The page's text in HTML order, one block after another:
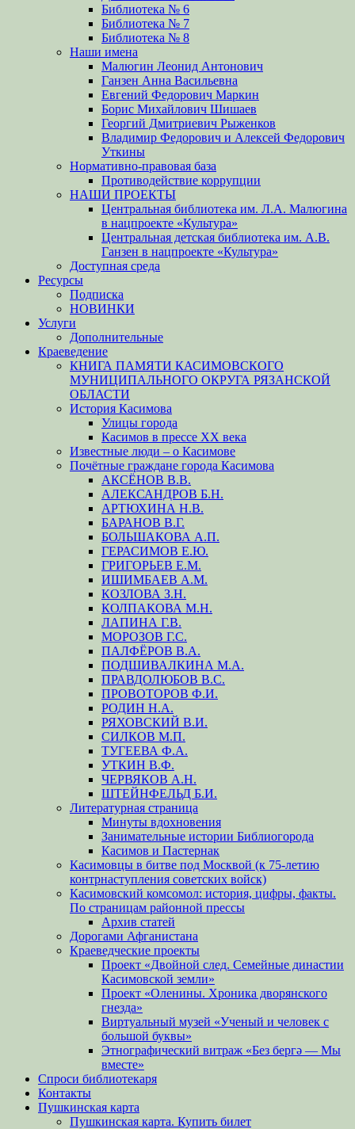
Библиотека № 6
Библиотека № 7
Библиотека № 8
Наши имена
Малюгин Леонид Антонович
Ганзен Анна Васильевна
Евгений Федорович Маркин
Борис Михайлович Шишаев
Георгий Дмитриевич Рыженков
Владимир Федорович и Алексей Федорович
Уткины
Нормативно-правовая база
Противодействие коррупции
НАШИ ПРОЕКТЫ
Центральная библиотека им. Л.А. Малюгина
в нацпроекте «Культура»
Центральная детская библиотека им. А.В.
Ганзен в нацпроекте «Культура»
Доступная среда
Ресурсы
Подписка
НОВИНКИ
Услуги
Дополнительные
Краеведение
КНИГА ПАМЯТИ КАСИМОВСКОГО
МУНИЦИПАЛЬНОГО ОКРУГА РЯЗАНСКОЙ
ОБЛАСТИ
История Касимова
Улицы города
Касимов в прессе XX века
Известные люди – о Касимове
Почётные граждане города Касимова
АКСЁНОВ В.В.
АЛЕКСАНДРОВ Б.Н.
АРТЮХИНА Н.В.
БАРАНОВ В.Г.
БОЛЬШАКОВА А.П.
ГЕРАСИМОВ Е.Ю.
ГРИГОРЬЕВ Е.М.
ИШИМБАЕВ А.М.
КОЗЛОВА З.Н.
КОЛПАКОВА М.Н.
ЛАПИНА Г.В.
МОРОЗОВ Г.С.
ПАЛФЁРОВ В.А.
ПОДШИВАЛКИНА М.А.
ПРАВДОЛЮБОВ В.С.
ПРОВОТОРОВ Ф.И.
РОДИН Н.А.
РЯХОВСКИЙ В.И.
СИЛКОВ М.П.
ТУГЕЕВА Ф.А.
УТКИН В.Ф.
ЧЕРВЯКОВ А.Н.
ШТЕЙНФЕЛЬД Б.И.
Литературная страница
Минуты вдохновения
Занимательные истории Библиогорода
Касимов и Пастернак
Касимовцы в битве под Москвой (к 75-летию
контрнаступления советских войск)
Касимовский комсомол: история, цифры, факты.
По страницам районной прессы
Архив статей
Дорогами Афганистана
Краеведческие проекты
Проект «Двойной след. Семейные династии
Касимовской земли»
Проект «Оленины. Хроника дворянского
гнезда»
Виртуальный музей «Ученый и человек с
большой буквы»
Этнографический витраж «Без бергə — Мы
вместе»
Спроси библиотекаря
Контакты
Пушкинская карта
Пушкинская карта. Купить билет